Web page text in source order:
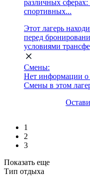
различных
спортивных...
Этот лагерь
перед
условиями
Смены:
Нет информации о
Смены в этом
1
2
3
Показать еще
Тип отдыха